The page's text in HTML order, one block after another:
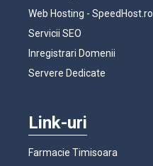
Web Hosting - SpeedHost.ro
Servicii SEO
Inregistrari Domenii
Servere Dedicate
Link-uri
Farmacie Timisoara